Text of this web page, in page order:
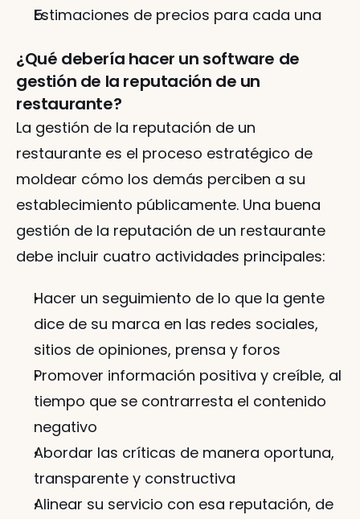
Estimaciones de precios para cada una
¿Qué debería hacer un software de
gestión de la reputación de un
restaurante?
La gestión de la reputación de un
restaurante es el proceso estratégico de
moldear cómo los demás perciben a su
establecimiento públicamente. Una buena
gestión de la reputación de un restaurante
debe incluir cuatro actividades principales:
Hacer un seguimiento de lo que la gente
dice de su marca en las redes sociales,
sitios de opiniones, prensa y foros
Promover información positiva y creíble, al
tiempo que se contrarresta el contenido
negativo
Abordar las críticas de manera oportuna,
transparente y constructiva
Alinear su servicio con esa reputación, de